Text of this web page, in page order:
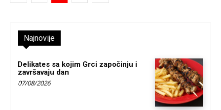
Najnovije
Delikates sa kojim Grci započinju i
završavaju dan
07/08/2026